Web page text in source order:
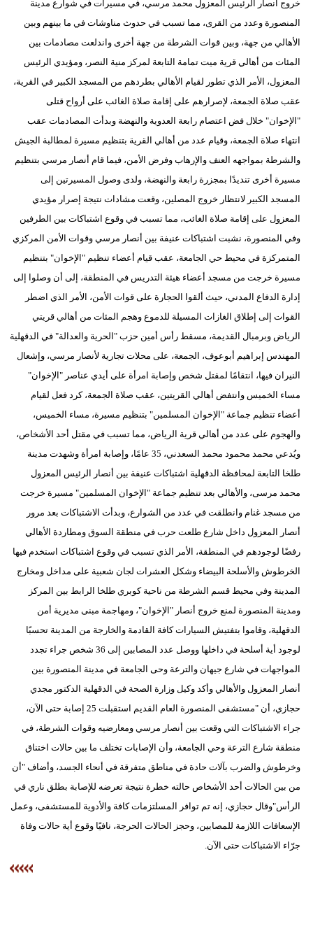
علوم
وتكنولوجيا
مدوَّنات
أبراج
فيديو
سيارات
خروج أنصار الرئيس المعزول محمد مرسي، في مسيرات في شوارع مدينة
المنصورة وعدد من القرى، مما تسبب في حدوث مناوشات في ما بينهم وبين
الأهالي من جهة، وبين قوات الشرطة من جهة أخرى واندلعت مصادمات بين
المئات من أهالي قرية ميت تمامة التابعة لمركز منية النصر، ومؤيدي الرئيس
المعزول، الأمر الذي تطور لقيام الأهالي بطردهم من المسجد الكبير في القرية،
عقب صلاة الجمعة، لإصرارهم على إقامة صلاة الغائب على أرواح قتلى
"الإخوان" خلال فض اعتصام رابعة العدوية والنهضة وبدأت المصادمات عقب
انتهاء صلاة الجمعة، وقيام عدد من أهالي القرية بتنظيم مسيرة لمطالبة الجيش
والشرطة بمواجهه العنف والإرهاب وفرض الأمن، فيما قام أنصار مرسي بتنظيم
مسيرة أخرى تنديدًا بمجزرة رابعة والنهضة، ولدى وصول المسيرتين إلى
المسجد الكبير لانتظار خروج المصلين، وقعت مشادات نتيجة إصرار مؤيدي
المعزول على إقامة صلاة الغائب، مما تسبب في وقوع اشتباكات بين الطرفين
وفي المنصورة، نشبت اشتباكات عنيفة بين أنصار مرسي وقوات الأمن المركزي
المتمركزة في محيط حي الجامعة، عقب قيام أعضاء تنظيم "الإخوان" بتنظيم
مسيرة خرجت من مسجد أعضاء هيئة التدريس في المنطقة، إلى أن وصلوا إلى
إدارة الدفاع المدني، حيث ألقوا الحجارة على قوات الأمن، الأمر الذي اضطر
القوات إلى إطلاق الغازات المسيلة للدموع وهجم المئات من أهالي قريتي
الرياض وبرمبال القديمة، مسقط رأس أمين حزب "الحرية والعدالة" في الدقهلية
المهندس إبراهيم أبوعوف، الجمعة، على محلات تجارية لأنصار مرسي، وإشعال
النيران فيها، انتقامًا لمقتل شخص وإصابة امرأة على أيدي عناصر "الإخوان"
مساء الخميس وانتفض أهالي القريتين، عقب صلاة الجمعة، كرد فعل لقيام
أعضاء تنظيم جماعة "الإخوان المسلمين" بتنظيم مسيرة، مساء الخميس،
والهجوم على عدد من أهالي قرية الرياض، مما تسبب في مقتل أحد الأشخاص،
ويُدعي محمد محمود محمد السعدني، 35 عامًا، وإصابة امرأة وشهدت مدينة
طلخا التابعة لمحافظة الدقهلية اشتباكات عنيفة بين أنصار الرئيس المعزول
محمد مرسى، والأهالي بعد تنظيم جماعة "الإخوان المسلمين" مسيرة خرجت
من مسجد غنام وانطلقت في عدد من الشوارع، وبدأت الاشتباكات بعد مرور
أنصار المعزول داخل شارع طلعت حرب في منطقة السوق ومطاردة الأهالي
رفضًا لوجودهم في المنطقة، الأمر الذي تسبب في وقوع اشتباكات استخدم فيها
الخرطوش والأسلحة البيضاء وشكل العشرات لجان شعبية على مداخل ومخارج
المدينة وفي محيط قسم الشرطة من ناحية كوبري طلخا الرابط بين المركز
ومدينة المنصورة لمنع خروج أنصار "الإخوان"، ومهاجمة مبنى مديرية أمن
الدقهلية، وقاموا بتفتيش السيارات كافة القادمة والخارجة من المدينة تحسبًا
لوجود أية أسلحة في داخلها ووصل عدد المصابين إلى 36 شخص جراء تجدد
المواجهات في شارع جيهان والترعة وحى الجامعة في مدينة المنصورة بين
أنصار المعزول والأهالي وأكد وكيل وزارة الصحة في الدقهلية الدكتور مجدي
حجازي، أن "مستشفى المنصورة العام القديم استقبلت 25 إصابة حتى الآن،
جراء الاشتباكات التي وقعت بين أنصار مرسي ومعارضيه وقوات الشرطة، في
منطقة شارع الترعة وحي الجامعة، وأن الإصابات تختلف ما بين حالات اختناق
وخرطوش والضرب بآلات حادة في مناطق متفرقة في أنحاء الجسد، وأضاف "أن
من بين الحالات أحد الأشخاص حالته خطرة نتيجة تعرضه للإصابة بطلق ناري في
الرأس"وقال حجازي، إنه تم توافر المسلتزمات كافة والأدوية للمستشفى، وعمل
الإسعافات اللازمة للمصابين، وحجز الحالات الحرجة، نافيًا وقوع أية حالات وفاة
جرّاء الاشتباكات حتى الآن.